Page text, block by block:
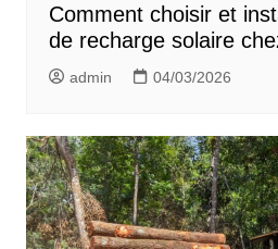
Comment choisir et
de recharge solaire
admin 04/03/2026